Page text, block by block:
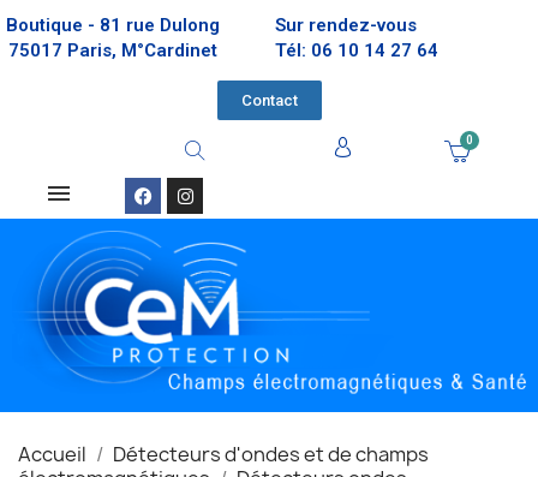
Boutique - 81 rue Dulong
75017 Paris, M°Cardinet
Sur rendez-vous
Tél: 06 10 14 27 64
Contact
Accueil
Détecteurs d'ondes et de champs